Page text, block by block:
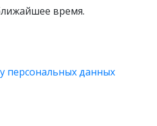
время.
персональных данных